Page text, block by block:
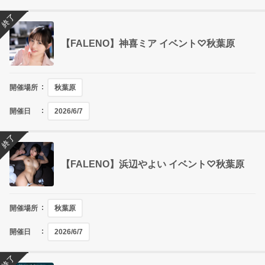
【FALENO】神喜ミア イベント♡秋葉原
開催場所 秋葉原
開催日 2026/6/7
終了
【FALENO】浜辺やよい イベント♡秋葉原
開催場所 秋葉原
開催日 2026/6/7
終了